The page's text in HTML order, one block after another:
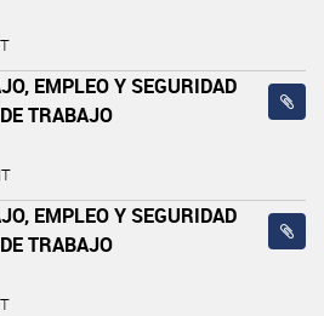
EMPLEO Y SEGURIDAD
TRABAJO
EMPLEO Y SEGURIDAD
TRABAJO